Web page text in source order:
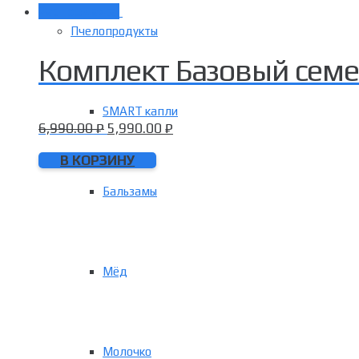
Пчелопродукты
SMART капли
Бальзамы
Мёд
Молочко
Комплект Базовый
6,990.00₽ 5,990.00 ₽
В КОРЗИНУ